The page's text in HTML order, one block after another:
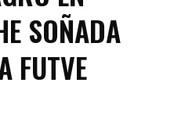
SOÑADA
FUTVE